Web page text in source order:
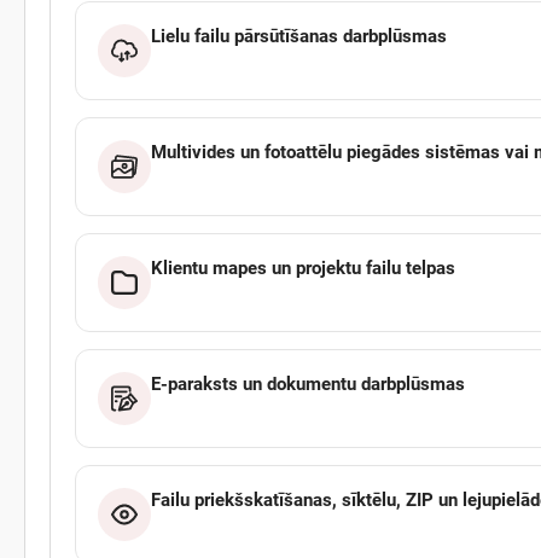
Lielu failu pārsūtīšanas darbplūsmas
Multivides un fotoattēlu piegādes sistēmas vai
Klientu mapes un projektu failu telpas
E-paraksts un dokumentu darbplūsmas
Failu priekšskatīšanas, sīktēlu, ZIP un